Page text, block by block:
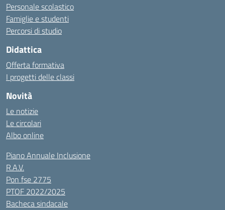
Personale scolastico
Famiglie e studenti
Percorsi di studio
Didattica
Offerta formativa
I progetti delle classi
Novità
Le notizie
Le circolari
Albo online
Piano Annuale Inclusione
R.A.V.
Pon fse 2775
PTOF 2022/2025
Bacheca sindacale